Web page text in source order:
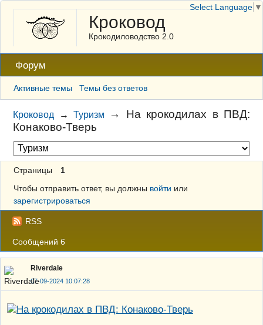
Кроковод
Крокодиловодство 2.0
Форум
Активные темы Темы без ответов
Кроковод → Туризм → На крокодилах в ПВД:
Конаково-Тверь
Страницы
1
Чтобы отправить ответ, вы должны войти или
зарегистрироваться
RSS
Сообщений 6
Riverdale
07-09-2024 10:07:28
Select Language ▼